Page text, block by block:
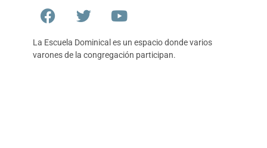
La Escuela Dominical es un espacio donde varios
varones de la congregación participan.